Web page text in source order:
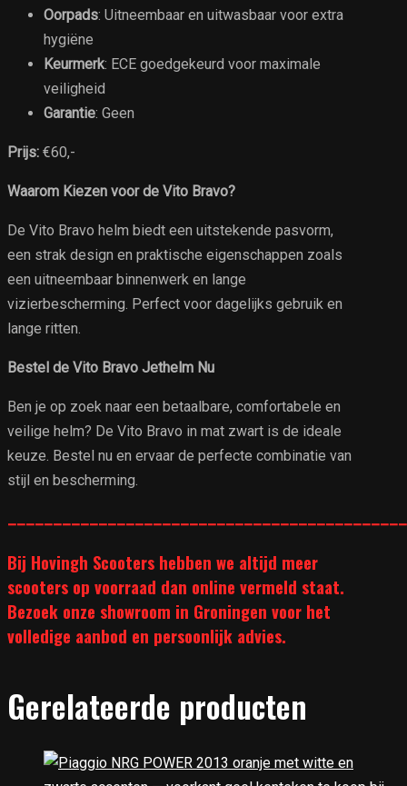
Oorpads: Uitneembaar en uitwasbaar voor extra
hygiëne
Keurmerk: ECE goedgekeurd voor maximale
veiligheid
Garantie: Geen
Prijs: €60,-
Waarom Kiezen voor de Vito Bravo?
De Vito Bravo helm biedt een uitstekende pasvorm,
een strak design en praktische eigenschappen zoals
een uitneembaar binnenwerk en lange
vizierbescherming. Perfect voor dagelijks gebruik en
lange ritten.
Bestel de Vito Bravo Jethelm Nu
Ben je op zoek naar een betaalbare, comfortabele en
veilige helm? De Vito Bravo in mat zwart is de ideale
keuze. Bestel nu en ervaar de perfecte combinatie van
stijl en bescherming.
Bij Hovingh Scooters hebben we altijd meer
scooters op voorraad dan online vermeld staat.
Bezoek onze showroom in Groningen voor het
volledige aanbod en persoonlijk advies.
Gerelateerde producten